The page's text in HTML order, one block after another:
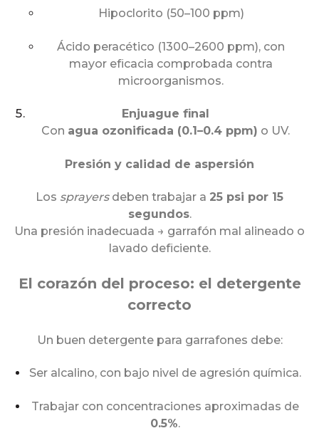
Hipoclorito (50–100 ppm)
Ácido peracético (1300–2600 ppm), con
mayor eficacia comprobada contra
microorganismos.
Enjuague final
Con agua ozonificada (0.1–0.4 ppm) o UV.
Presión y calidad de aspersión
Los sprayersdeben trabajar a 25 psi por 15
segundos.
Una presión inadecuada → garrafón mal alineado o
lavado deficiente.
El corazón del proceso: el detergente
correcto
Un buen detergente para garrafones debe:
Ser alcalino, con bajo nivel de agresión química.
Trabajar con concentraciones aproximadas de
0.5%.